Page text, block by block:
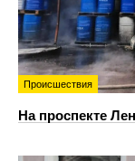
Происшествия
На проспекте